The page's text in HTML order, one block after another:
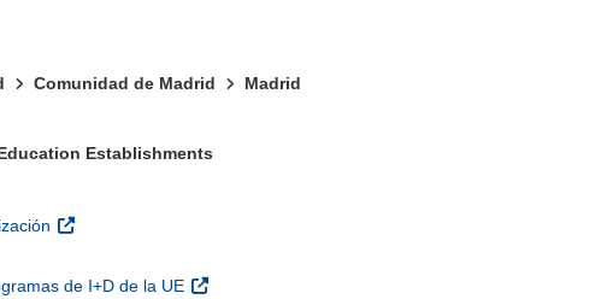
Comunidad de Madrid Madrid
Establishments
(se abrirá en una nueva ventana)
nueva ventana)
de I+D de la UE (se abrirá en una nueva ventana)